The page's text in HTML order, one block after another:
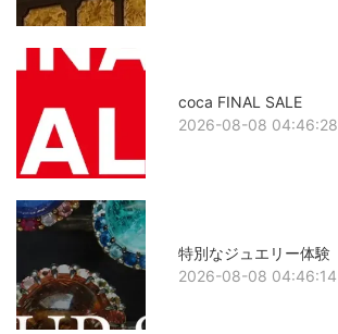
coca FINAL SALE
2026-08-08 04:46:28
特別なジュエリー体験
2026-08-08 04:46:14